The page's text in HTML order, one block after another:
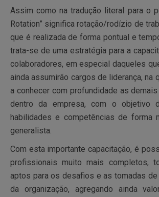
Assim como na tradução literal para o
Rotation” significa rotação/rodízio de
que é realizada de forma pontual e
trata-se de uma estratégia para a
colaboradores, em especial daqueles
ainda assumirão cargos de liderança, na
a conhecer com profundidade as
dentro da empresa, com o objetivo
habilidades e competências de forma
generalista.
Com esta importante capacitação, é
profissionais muito mais completos,
aptos para os desafios e as tomadas
da organização, agregando ainda